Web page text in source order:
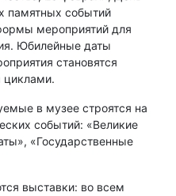
памятных событий
мероприятий для
Юбилейные даты
становятся
циклами.
в музее строятся на
событий: «Великие
«Государственные
выставки: во всем